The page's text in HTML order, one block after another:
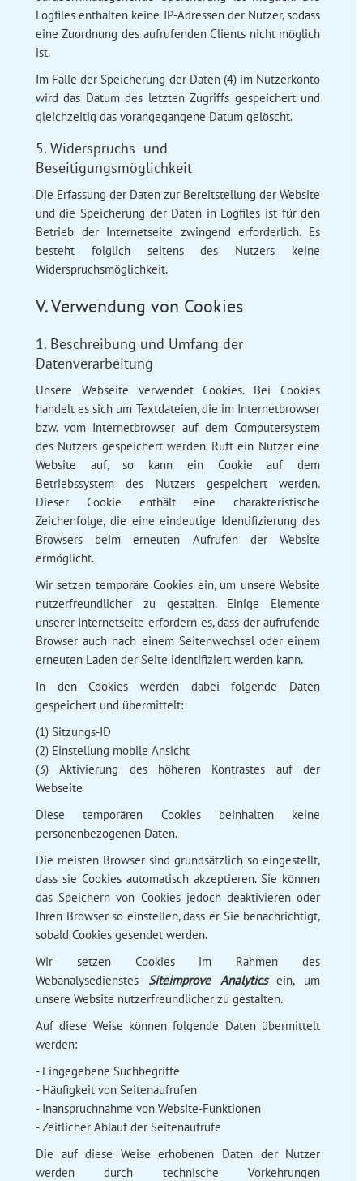
Logfiles enthalten keine IP-Adressen der Nutzer, sodass
eine Zuordnung des aufrufenden Clients nicht möglich
ist.
Im Falle der Speicherung der Daten (4) im Nutzerkonto
wird das Datum des letzten Zugriffs gespeichert und
gleichzeitig das vorangegangene Datum gelöscht.
5. Widerspruchs- und
Beseitigungsmöglichkeit
Die Erfassung der Daten zur Bereitstellung der Website
und die Speicherung der Daten in Logfiles ist für den
Betrieb der Internetseite zwingend erforderlich. Es
besteht folglich seitens des Nutzers keine
Widerspruchsmöglichkeit.
V. Verwendung von Cookies
1. Beschreibung und Umfang der
Datenverarbeitung
Unsere Webseite verwendet Cookies. Bei Cookies
handelt es sich um Textdateien, die im Internetbrowser
bzw. vom Internetbrowser auf dem Computersystem
des Nutzers gespeichert werden. Ruft ein Nutzer eine
Website auf, so kann ein Cookie auf dem
Betriebssystem des Nutzers gespeichert werden.
Dieser Cookie enthält eine charakteristische
Zeichenfolge, die eine eindeutige Identifizierung des
Browsers beim erneuten Aufrufen der Website
ermöglicht.
Wir setzen temporäre Cookies ein, um unsere Website
nutzerfreundlicher zu gestalten. Einige Elemente
unserer Internetseite erfordern es, dass der aufrufende
Browser auch nach einem Seitenwechsel oder einem
erneuten Laden der Seite identifiziert werden kann.
In den Cookies werden dabei folgende Daten
gespeichert und übermittelt:
(1) Sitzungs-ID
(2) Einstellung mobile Ansicht
(3) Aktivierung des höheren Kontrastes auf der
Webseite
Diese temporären Cookies beinhalten keine
personenbezogenen Daten.
Die meisten Browser sind grundsätzlich so eingestellt,
dass sie Cookies automatisch akzeptieren. Sie können
das Speichern von Cookies jedoch deaktivieren oder
Ihren Browser so einstellen, dass er Sie benachrichtigt,
sobald Cookies gesendet werden.
Wir setzen Cookies im Rahmen des
Webanalysedienstes Siteimprove Analyticsein, um
unsere Website nutzerfreundlicher zu gestalten.
Auf diese Weise können folgende Daten übermittelt
werden:
- Eingegebene Suchbegriffe
- Häufigkeit von Seitenaufrufen
- Inanspruchnahme von Website-Funktionen
- Zeitlicher Ablauf der Seitenaufrufe
Die auf diese Weise erhobenen Daten der Nutzer
werden durch technische Vorkehrungen